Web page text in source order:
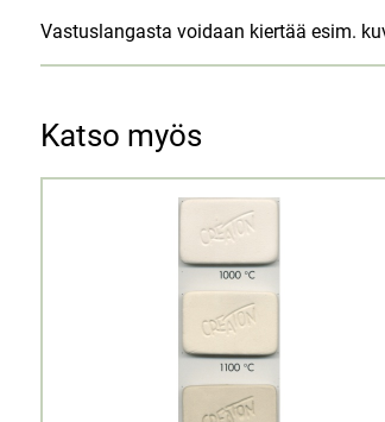
Vastuslangasta voidaan kiertää esim.
Katso myös